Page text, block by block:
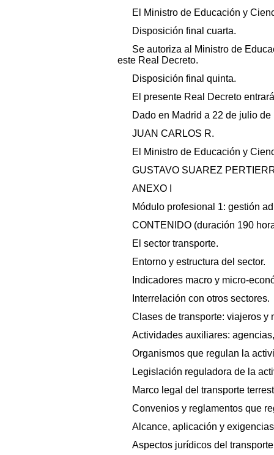
El Ministro de Educación y
Disposición final cuarta.
Se autoriza al Ministro de
este Real Decreto.
Disposición final quinta.
El presente Real Decreto
Dado en Madrid a 22 de julio de
JUAN CARLOS R.
El Ministro de Educación y
GUSTAVO SUAREZ
ANEXO I
Módulo profesional 1: gestión
CONTENIDO (duración 190
El sector transporte.
Entorno y estructura del sector.
Indicadores macro y micro-
Interrelación con otros sectores.
Clases de transporte: viajeros y
Actividades auxiliares:
Organismos que regulan la
Legislación reguladora de la
Marco legal del transporte
Convenios y reglamentos que
Alcance, aplicación y
Aspectos jurídicos del